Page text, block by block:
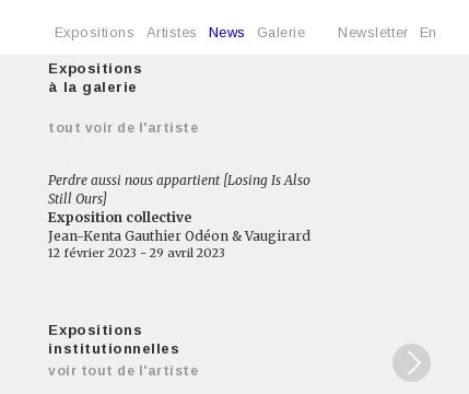
Expositions Artistes News Galerie Newsletter En
Expositions
à la galerie
tout voir de l'artiste
Perdre aussi nous appartient [Losing Is Also
Still Ours]
Exposition collective
Jean-Kenta Gauthier Odéon & Vaugirard
12 février 2023 - 29 avril 2023
Expositions
institutionnelles
voir tout de l'artiste